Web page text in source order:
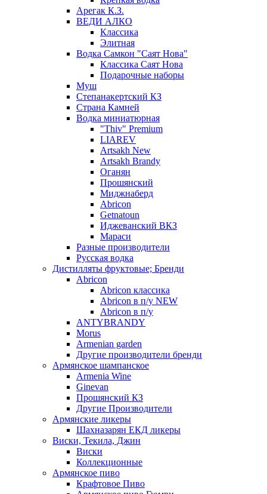
Арегак К.З.
ВЕДИ АЛКО
Классика
Элитная
Водка Самкон "Саят Нова"
Классика Саят Нова
Подарочные наборы
Муш
Степанакертский КЗ
Страна Камней
Водка миниатюрная
"Thiv" Premium
LIAREV
Artsakh New
Artsakh Brandy
Оганян
Прошянский
Миджнаберд
Abricon
Getnatoun
Иджеванский ВКЗ
Мараси
Разные производители
Русская водка
Дистилляты фруктовые; Бренди
Abricon
Abricon классика
Abricon в п/у NEW
Abricon в п/у
ANTYBRANDY
Morus
Armenian garden
Другие производители бренди
Армянское шампанское
Armenia Wine
Ginevan
Прошянский КЗ
Другие Производители
Армянские ликеры
Шахназарян ЕКД ликеры
Виски, Текила, Джин
Виски
Коллекционные
Армянское пиво
Крафтовое Пиво